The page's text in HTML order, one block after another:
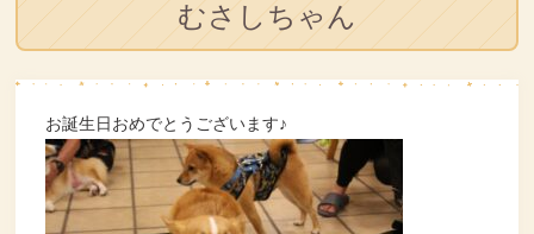
むさしちゃん
お誕生日おめでとうございます♪